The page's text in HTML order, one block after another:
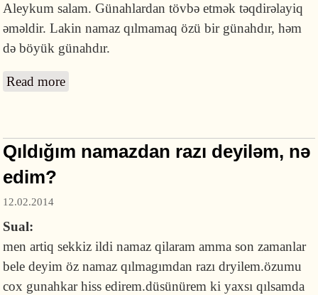
Aleykum salam. Günahlardan tövbə etmək təqdirəlayiq
əməldir. Lakin namaz qılmamaq özü bir günahdır, həm
də böyük günahdır.
Read more
Qıldığım namazdan razı deyiləm, nə
edim?
12.02.2014
Sual:
men artiq sekkiz ildi namaz qilaram amma son zamanlar
bele deyim öz namaz qılmagımdan razı dryilem.özumu
cox gunahkar hiss edirem.düsünürem ki yaxsı qılsamda